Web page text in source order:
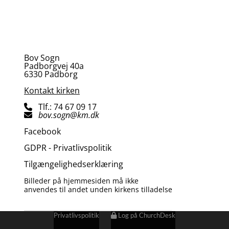
Bov Sogn
Padborgvej 40a
6330 Padborg
Kontakt kirken
 Tlf.: 74 67 09 17

bov.sogn@km.dk
Facebook
GDPR - Privatlivspolitik
Tilgængelighedserklæring
Billeder på hjemmesiden må ikke
anvendes til andet unden kirkens tilladelse
Privatlivspolitik Log på ChurchDesk